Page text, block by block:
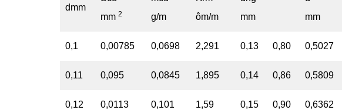
dmm
mm 2
g/m
ôm/m
mm
mm
0,1 0,00785 0,0698 2,291 0,13 0,80 0,5027
0,11 0,095 0,0845 1,895 0,14 0,86 0,5809
0,12 0,0113 0,101 1,59 0,15 0,90 0,6362